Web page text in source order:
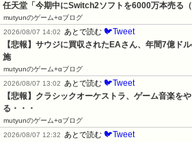
任天堂「今期中にSwitch2ソフトを6000万本売る（
mutyunのゲーム+αブログ
2026/08/07 14:02
あとで読む 🐦Tweet
【悲報】サウジに買収されたEAさん、年間7億ド
施
mutyunのゲーム+αブログ
2026/08/07 13:02
あとで読む 🐦Tweet
【悲報】クラシックオーケストラ、ゲーム音楽を
る・・・
mutyunのゲーム+αブログ
2026/08/07 12:32
あとで読む 🐦Tweet